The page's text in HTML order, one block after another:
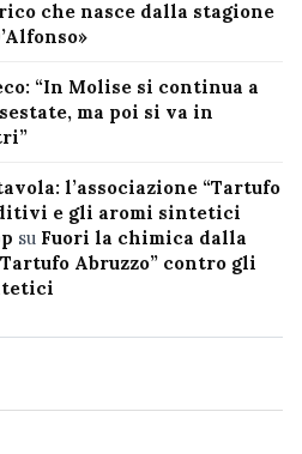
che nasce dalla stagione
“In Molise si continua a
ma poi si va in
l’associazione “Tartufo
e gli aromi sintetici
su Fuori la chimica dalla
Abruzzo” contro gli